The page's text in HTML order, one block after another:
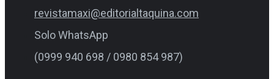
revistamaxi@editorialtaquina.com
Solo WhatsApp
(0999 940 698 / 0980 854 987)